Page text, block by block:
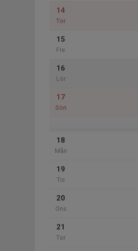
14
Tor
15
Fre
16
Lör
17
Sön
18
Mån
19
Tis
20
Ons
21
Tor